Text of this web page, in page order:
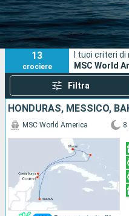
Mesi di partenza
Porti
13
crociere
I tuoi criteri
MSC World
Filtra
MSC World America 8